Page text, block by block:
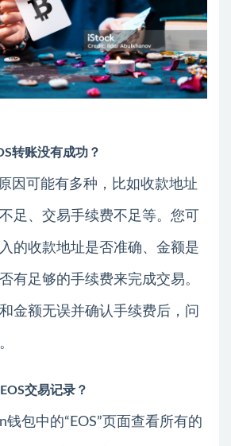
转账没有成功？
因可能有多种，比如收款地址
足、交易手续费不足等。您可
的收款地址是否准确、金额是
有足够的手续费来完成交易。
金额无误并确认手续费后，问
交易记录？
钱包中的“EOS”页面查看所有的